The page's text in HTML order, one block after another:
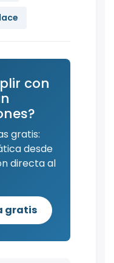
con
gratis:
desde
directa al
gratis